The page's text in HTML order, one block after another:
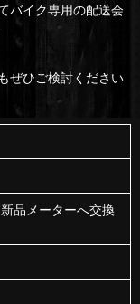
バイク専用の配送会
ぜひご検討ください
品メーターへ交換